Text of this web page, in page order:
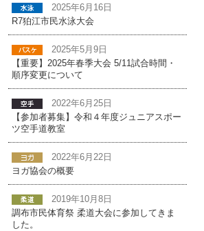
2025年6月16日
R7狛江市民水泳大会
2025年5月9日
【重要】2025年春季大会 5/11試合時間・
順序変更について
2022年6月25日
【参加者募集】令和４年度ジュニアスポー
ツ空手道教室
2022年6月22日
ヨガ協会の概要
2019年10月8日
調布市民体育祭 柔道大会に参加してきま
した。